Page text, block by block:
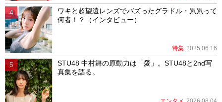
ワキと超望遠レンズでバズったグラドル・累累って
何者！？（インタビュー）
特集 2025.06.16
STU48 中村舞の原動力は「愛」。STU48と2nd写
真集を語る。